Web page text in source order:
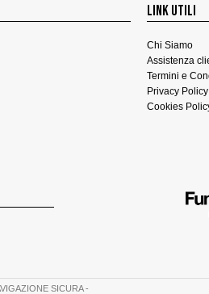
LINK UTILI
Chi Siamo
Assistenza
Termini e
Privacy Policy
Cookies
SICURA -